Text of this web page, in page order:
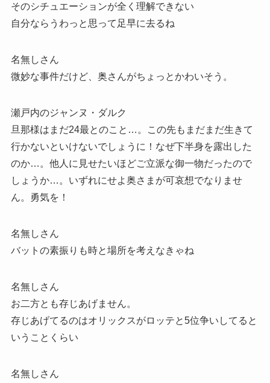
そのシチュエーションが全く理解できない
自分ならうわっと思って足早に去るね
名無しさん
微妙な事件だけど、奥さんがちょっとかわいそう。
瀬戸内のジャンヌ・ダルク
旦那様はまだ24最とのこと…。この先もまだまだ生きて
行かないといけないでしょうに！なぜ下半身を露出した
のか…。他人に見せたいほどご立派な御一物だったので
しょうか…。いずれにせよ奥さまが可哀想でなりませ
ん。勇気を！
名無しさん
バットの素振りも時と場所を考えなきゃね
名無しさん
お二方とも存じあげません。
存じあげてるのはオリックスがロッテと5位争いしてると
いうことくらい
名無しさん